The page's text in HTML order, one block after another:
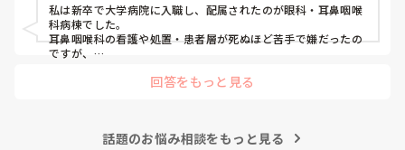
私は新卒で大学病院に入職し、配属されたのが眼科・耳鼻咽喉
科病棟でした。
耳鼻咽喉科の看護や処置・患者層が死ぬほど苦手で嫌だったの
ですが、
異動の声がかかる前に眼科クリニックに転職しました。
回答をもっと見る
話題のお悩み相談をもっと見る